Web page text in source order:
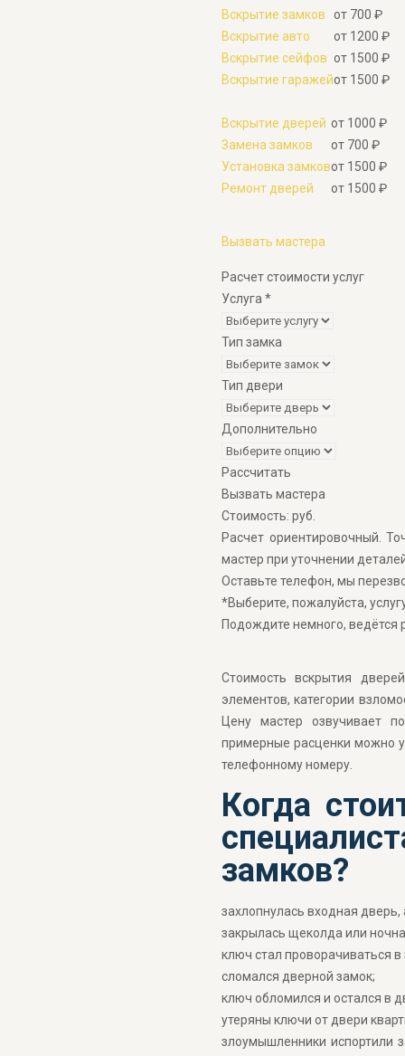
Вскрытие замков
от 700 ₽
Вскрытие авто
от 1200 ₽
Вскрытие сейфов от 1500 ₽
Вскрытие гаражейот 1500 ₽
Вскрытие дверей от 1000 ₽
Замена замков
от 700 ₽
Установка замковот 1500 ₽
Ремонт дверей
от 1500 ₽
Вызвать мастера
Расчет стоимости услуг
Услуга *
Тип замка
Тип двери
Дополнительно
Рассчитать
Вызвать мастера
Стоимость: руб.
Расчет ориентировочный.
мастер при уточнении
Оставьте телефон, мы
*Выберите, пожалуйста,
Подождите немного, ведётся
Стоимость вскрытия
элементов, категории
Цену мастер озвучивает
примерные расценки можно у
телефонному номеру.
Когда
замков?
захлопнулась входная дверь,
закрылась щеколда или
ключ стал проворачиваться в
сломался дверной замок;
ключ обломился и остался в
утеряны ключи от двери
злоумышленники испортили